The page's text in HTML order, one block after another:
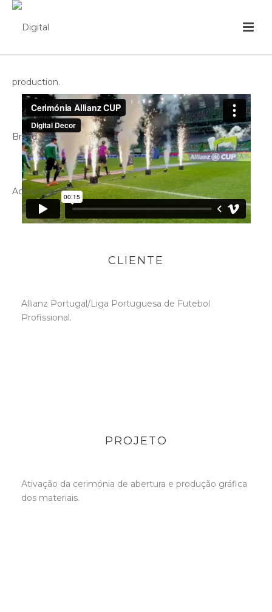
CLIENTE
Allianz Portugal/Liga Portuguesa de Futebol
Profissional.
PROJETO
Ativação da cerimónia de abertura e produção gráfica
dos materiais.